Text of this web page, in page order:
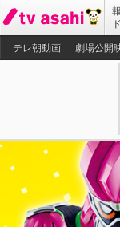
テレ朝動画 劇場公開